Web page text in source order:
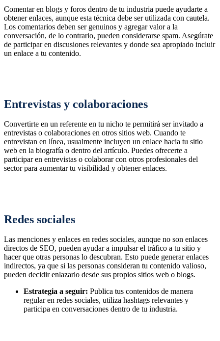
Comentar en blogs y foros dentro de tu industria puede ayudarte a
obtener enlaces, aunque esta técnica debe ser utilizada con cautela.
Los comentarios deben ser genuinos y agregar valor a la
conversación, de lo contrario, pueden considerarse spam. Asegúrate
de participar en discusiones relevantes y donde sea apropiado incluir
un enlace a tu contenido.
Entrevistas y colaboraciones
Convertirte en un referente en tu nicho te permitirá ser invitado a
entrevistas o colaboraciones en otros sitios web. Cuando te
entrevistan en línea, usualmente incluyen un enlace hacia tu sitio
web en la biografía o dentro del artículo. Puedes ofrecerte a
participar en entrevistas o colaborar con otros profesionales del
sector para aumentar tu visibilidad y obtener enlaces.
Redes sociales
Las menciones y enlaces en redes sociales, aunque no son enlaces
directos de SEO, pueden ayudar a impulsar el tráfico a tu sitio y
hacer que otras personas lo descubran. Esto puede generar enlaces
indirectos, ya que si las personas consideran tu contenido valioso,
pueden decidir enlazarlo desde sus propios sitios web o blogs.
Estrategia a seguir: Publica tus contenidos de manera
regular en redes sociales, utiliza hashtags relevantes y
participa en conversaciones dentro de tu industria.